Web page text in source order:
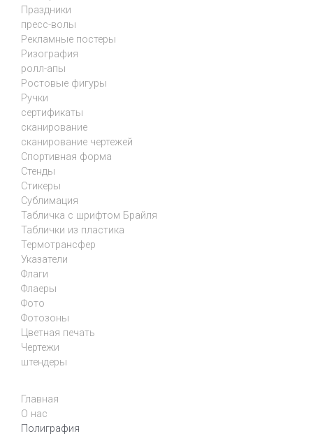
Праздники
пресс-волы
Рекламные постеры
Ризография
ролл-апы
Ростовые фигуры
Ручки
сертификаты
сканирование
сканирование чертежей
Спортивная форма
Стенды
Стикеры
Сублимация
Табличка с шрифтом Брайля
Таблички из пластика
Термотрансфер
Указатели
Флаги
Флаеры
Фото
Фотозоны
Цветная печать
Чертежи
штендеры
Главная
О нас
Полиграфия